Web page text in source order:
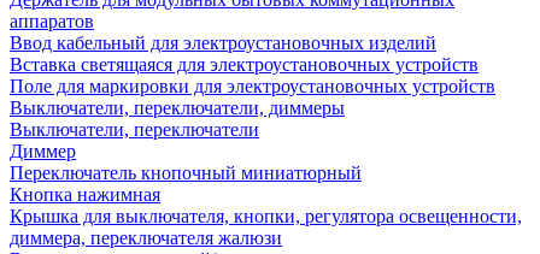
аппаратов
Ввод кабельный для электроустановочных изделий
Вставка светящаяся для электроустановочных устройств
Поле для маркировки для электроустановочных устройств
Выключатели, переключатели, диммеры
Выключатели, переключатели
Диммер
Переключатель кнопочный миниатюрный
Кнопка нажимная
Крышка для выключателя, кнопки, регулятора освещенности,
диммера, переключателя жалюзи